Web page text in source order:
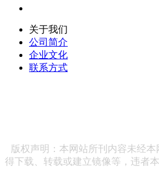
关于我们
公司简介
企业文化
联系方式
版权声明：本网站所刊内容未经
得下载、转载或建立镜像等，违者